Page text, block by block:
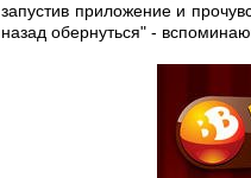
запустив приложение и
назад обернуться" -